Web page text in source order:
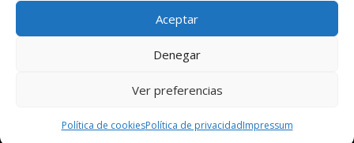
Aceptar
Denegar
Ver preferencias
Política de cookiesPolítica de privacidadImpressum